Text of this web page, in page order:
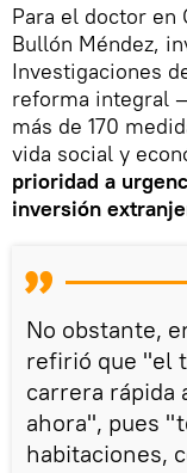
Para el doctor en
Bullón Méndez,
Investigaciones
reforma integral
más de 170
vida social y
prioridad a
inversión
No obstante,
refirió que "el
carrera rápida
ahora", pues
habitaciones,